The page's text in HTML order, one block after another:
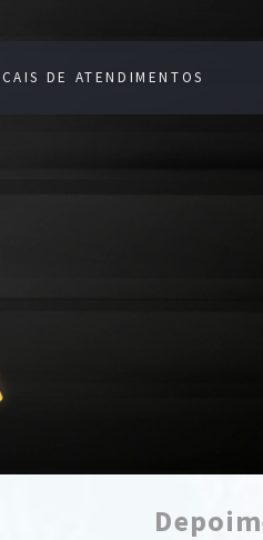
DE ATENDIMENTOS